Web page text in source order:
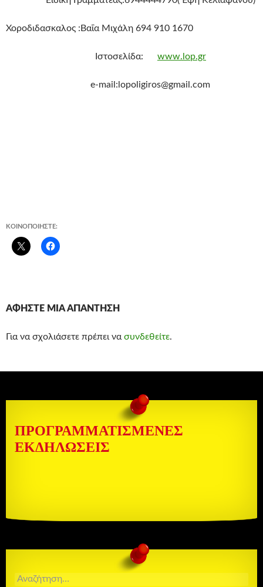
Χοροδιδασκαλος :Βαΐα Μιχάλη 694 910 1670
Ιστοσελίδα: www.lop.gr
e-mail:lopoligiros@gmail.com
ΚΟΙΝΟΠΟΙΉΣΤΕ:
ΑΦΉΣΤΕ ΜΙΑ ΑΠΆΝΤΗΣΗ
Για να σχολιάσετε πρέπει να συνδεθείτε.
ΠΡΟΓΡΑΜΜΑΤΙΣΜΈΝΕΣ
ΕΚΔΗΛΏΣΕΙΣ
ΑΝΑΖΉΤΗΣΗ
ΓΙΑ: